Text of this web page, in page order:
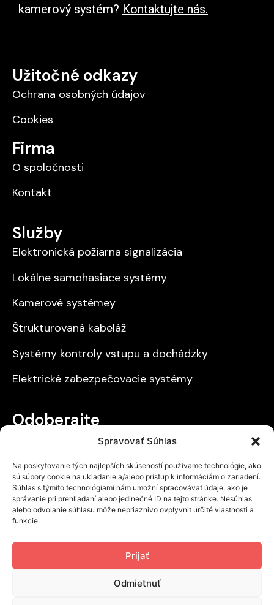
Spravovať Súhlas
Na poskytovanie tých najlepších skúseností používame technológie, ako
sú súbory cookie na ukladanie a/alebo prístup k informáciám o zariadení.
Súhlas s týmito technológiami nám umožní spracovávať údaje, ako je
správanie pri prehliadaní alebo jedinečné ID na tejto stránke. Nesúhlas
alebo odvolanie súhlasu môže nepriaznivo ovplyvniť určité vlastnosti a
funkcie.
Prijať
Odmietnuť
kamerový systém? Kontaktujte nás.
Užitočné odkazy
Ochrana osobných údajov
Cookies
Firma
O spoločnosti
Kontakt
Služby
Elektronická požiarna signalizácia
Lokálne samohasiace systémy
Kamerové systémey
Štrukturovaná kabeláž
Systémy kontroly vstupu a dochádzky
Elektrické zabezpečovacie systémy
Odoberajte
Získajte prehľad o našich zľavách a novinkách.
Prečítal som si a súhlasím s